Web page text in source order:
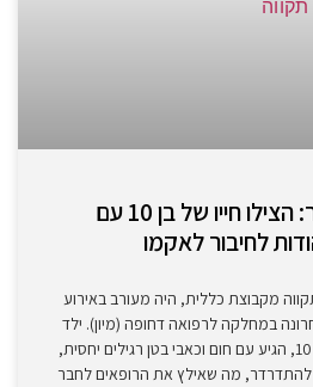
עוד הצלחה לשניידר: הצילו חייו של בן 10 עם
לחיבור לאקמו
מקבוצת כללית, היה מעורב באירוע
במחלקה לרפואה דחופה (מיון). ילד
בריא, תושב פתח תקווה, בן 10, הגיע עם חום וכאבי בטן רגילים יחסית,
מה שאילץ את הרופאים לחבר